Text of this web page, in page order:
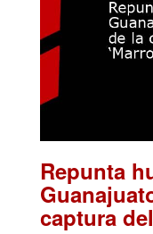
Repunta
captura del